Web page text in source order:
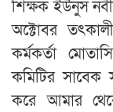
শিক্ষক ইউনুস
অক্টোবর
কর্মকর্তা
কমিটির সাবেক
করে আমার